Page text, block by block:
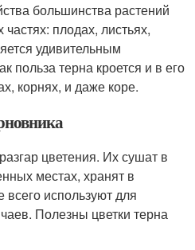
большинства растений
плодах, листьях,
удивительным
польза терна кроется и в его
корнях, и даже коре.
цветения. Их сушат в
местах, хранят в
используют для
Полезны цветки терна